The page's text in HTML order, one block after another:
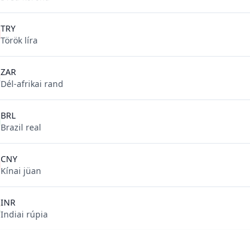
TRY
Török líra
ZAR
Dél-afrikai rand
BRL
Brazil real
CNY
Kínai jüan
INR
Indiai rúpia